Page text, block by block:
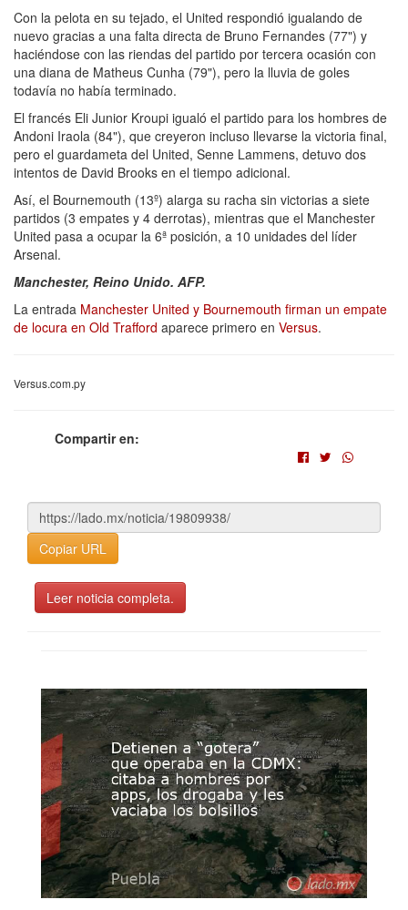
Con la pelota en su tejado, el United respondió igualando de
nuevo gracias a una falta directa de Bruno Fernandes (77") y
haciéndose con las riendas del partido por tercera ocasión con
una diana de Matheus Cunha (79"), pero la lluvia de goles
todavía no había terminado.
El francés Eli Junior Kroupi igualó el partido para los hombres de
Andoni Iraola (84"), que creyeron incluso llevarse la victoria final,
pero el guardameta del United, Senne Lammens, detuvo dos
intentos de David Brooks en el tiempo adicional.
Así, el Bournemouth (13º) alarga su racha sin victorias a siete
partidos (3 empates y 4 derrotas), mientras que el Manchester
United pasa a ocupar la 6ª posición, a 10 unidades del líder
Arsenal.
Manchester, Reino Unido. AFP.
La entrada Manchester United y Bournemouth firman un empate
de locura en Old Trafford aparece primero en Versus.
Versus.com.py
Compartir en:
Copiar URL
Leer noticia completa.